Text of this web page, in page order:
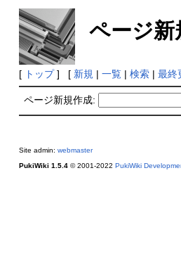
ページ新
[ トップ] [ 新規 | 一覧| 検索| 最終
ページ新規作成:
Site admin: webmaster
PukiWiki 1.5.4© 2001-2022 PukiWiki